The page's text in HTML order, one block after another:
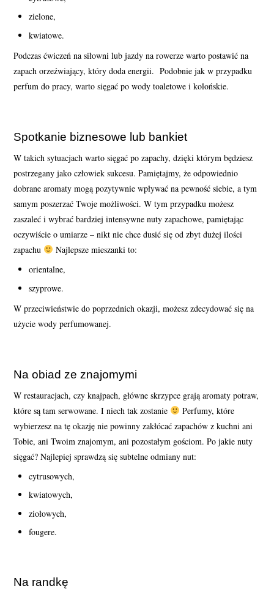
zielone,
kwiatowe.
Podczas ćwiczeń na siłowni lub jazdy na rowerze warto postawić na
zapach orzeźwiający, który doda energii. Podobnie jak w przypadku
perfum do pracy, warto sięgać po wody toaletowe i kolońskie.
Spotkanie biznesowe lub bankiet
W takich sytuacjach warto sięgać po zapachy, dzięki którym będziesz
postrzegany jako człowiek sukcesu. Pamiętajmy, że odpowiednio
dobrane aromaty mogą pozytywnie wpływać na pewność siebie, a tym
samym poszerzać Twoje możliwości. W tym przypadku możesz
zaszaleć i wybrać bardziej intensywne nuty zapachowe, pamiętając
oczywiście o umiarze – nikt nie chce dusić się od zbyt dużej ilości
zapachu
Najlepsze mieszanki to:
orientalne,
szyprowe.
W przeciwieństwie do poprzednich okazji, możesz zdecydować się na
użycie wody perfumowanej.
Na obiad ze znajomymi
W restauracjach, czy knajpach, główne skrzypce grają aromaty potraw,
które są tam serwowane. I niech tak zostanie
Perfumy, które
wybierzesz na tę okazję nie powinny zakłócać zapachów z kuchni ani
Tobie, ani Twoim znajomym, ani pozostałym gościom. Po jakie nuty
sięgać? Najlepiej sprawdzą się subtelne odmiany nut:
cytrusowych,
kwiatowych,
ziołowych,
fougere.
Na randkę